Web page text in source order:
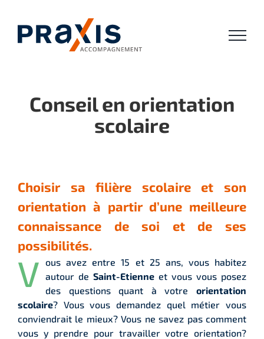
contenu
Conseil en orientation
scolaire
Choisir sa filière scolaire et son
orientation à partir d’une meilleure
connaissance de soi et de ses
possibilités.
V ous avez entre 15 et 25 ans, vous habitez
autour de Saint-Etienne et vous vous posez
des questions quant à votreorientation
scolaire? Vous vous demandez quel métier vous
conviendrait le mieux? Vous ne savez pas comment
vous y prendre pour travailler votre orientation?